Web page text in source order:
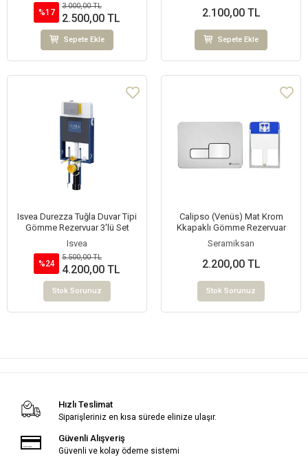
%17
3.000,00 TL
2.500,00 TL
Sepete Ekle
2.100,00 TL
Sepete Ekle
Isvea Durezza Tuğla Duvar Tipi
Gömme Rezervuar 3'lü Set
Isvea
%24
5.500,00 TL
4.200,00 TL
Stok Sorunuz
Calipso (Venüs) Mat Krom
Kkapaklı Gömme Rezervuar
Seramiksan
2.200,00 TL
Stok Sorunuz
Hızlı Teslimat
Siparişleriniz en kısa sürede elinize ulaşır.
Güvenli Alışveriş
Güvenli ve kolay ödeme sistemi